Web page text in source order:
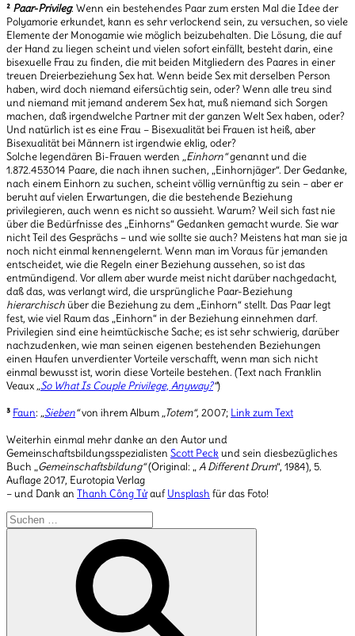
² Paar-Privileg: Wenn ein bestehendes Paar zum ersten Mal die Idee der
Polyamorie erkundet, kann es sehr verlockend sein, zu versuchen, so viele
Elemente der Monogamie wie möglich beizubehalten. Die Lösung, die auf
der Hand zu liegen scheint und vielen sofort einfällt, besteht darin, eine
bisexuelle Frau zu finden, die mit beiden Mitgliedern des Paares in einer
treuen Dreierbeziehung Sex hat. Wenn beide Sex mit derselben Person
haben, wird doch niemand eifersüchtig sein, oder? Wenn alle treu sind
und niemand mit jemand anderem Sex hat, muß niemand sich Sorgen
machen, daß irgendwelche Partner mit der ganzen Welt Sex haben, oder?
Und natürlich ist es eine Frau – Bisexualität bei Frauen ist heiß, aber
Bisexualität bei Männern ist irgendwie eklig, oder?
Solche legendären Bi-Frauen werden „Einhorn“genannt und die
1.872.453014 Paare, die nach ihnen suchen, „Einhornjäger“. Der Gedanke,
nach einem Einhorn zu suchen, scheint völlig vernünftig zu sein – aber er
beruht auf vielen Erwartungen, die die bestehende Beziehung
privilegieren, auch wenn es nicht so aussieht. Warum? Weil sich fast nie
über die Bedürfnisse des „Einhorns“ Gedanken gemacht wurde. Sie war
nicht Teil des Gesprächs – und wie sollte sie auch? Meistens hat man sie ja
noch nicht einmal kennengelernt. Wenn man im Voraus für jemanden
entscheidet, wie die Regeln einer Beziehung aussehen, so ist das
entmündigend. Vor allem aber wurde meist nicht darüber nachgedacht,
daß das, was verlangt wird, die ursprüngliche Paar-Beziehung
hierarchischüber die Beziehung zu dem „Einhorn“ stellt. Das Paar legt
fest, wie viel Raum das „Einhorn“ in der Beziehung einnehmen darf.
Privilegien sind eine heimtückische Sache; es ist sehr schwierig, darüber
nachzudenken, wie man seinen eigenen bestehenden Beziehungen
einen Haufen unverdienter Vorteile verschafft, wenn man sich nicht
einmal bewusst ist, worin diese Vorteile bestehen. (Text nach Franklin
Veaux„So What Is Couple Privilege, Anyway?“)
³Faun: „Sieben“von ihrem Album„Totem“, 2007; Link zum Text
Weiterhin einmal mehr danke an den Autor und
Gemeinschaftsbildungsspezialisten Scott Peck und sein diesbezügliches
Buch „Gemeinschaftsbildung“(Original: „A Different Drum“, 1984), 5.
Auflage 2017, Eurotopia Verlag
– und Dank an Thanh Công TửaufUnsplash für das Foto!
Suchen
nach: